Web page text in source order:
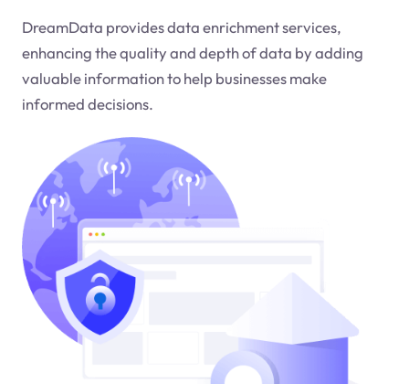
DreamData provides data enrichment services,
enhancing the quality and depth of data by adding
valuable information to help businesses make
informed decisions.